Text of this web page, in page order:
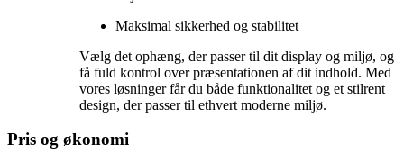
Maksimal sikkerhed og stabilitet
Vælg det ophæng, der passer til dit display og miljø, og
få fuld kontrol over præsentationen af dit indhold. Med
vores løsninger får du både funktionalitet og et stilrent
design, der passer til ethvert moderne miljø.
Pris og økonomi